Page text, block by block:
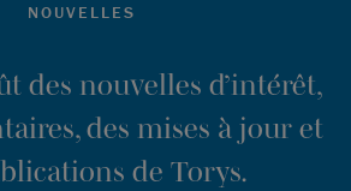
NOUVELLES
des nouvelles d’intérêt,
des mises à jour et
de Torys.